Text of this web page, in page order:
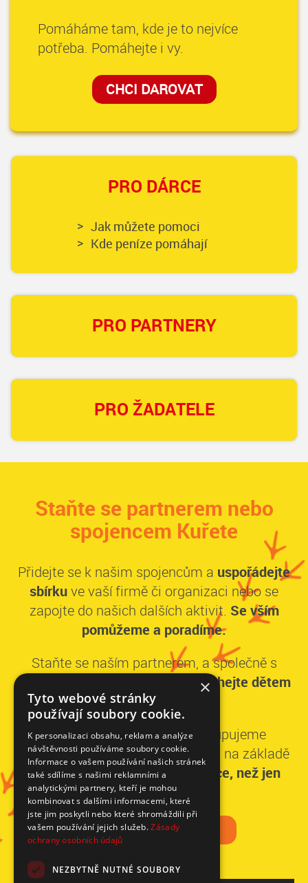
Pomáháme tam, kde je to nejvíce
potřeba. Pomáhejte i vy.
CHCI DAROVAT
PRO DÁRCE
Jak můžete pomoci
Kde peníze pomáhají
PRO PARTNERY
PRO ŽADATELE
Staňte se partnerem nebo
spojencem Kuřete
Přidejte se k našim spojencům a uspořádejte
sbírkuve vaší firmě či organizaci nebo se
zapojte do našich dalších aktivit. Se vším
pomůžeme a poradíme.
Staňte se naším partnerem, a společně s
dalšími významnými dárci,
pomáhejte dětem
dlouhodobě.
Ke každému partnerovi přistupujeme
individuálně a stavíme spolupráci na základě
domluvených priorit.Získáte více, než jen
dobrý pocit.
CHCEME POMÁHAT
×
Tyto webové stránky
používají soubory cookie.
K personalizaci obsahu, reklam a analýze
návštěvnosti používáme soubory cookie.
Informace o vašem používání našich stránek
také sdílíme s našimi reklamními a
analytickými partnery, kteří je mohou
kombinovat s dalšími informacemi, které
jste jim poskytli nebo které shromáždili při
vašem používání jejich služeb.Zásady
ochrany osobních údajů
NEZBYTNĚ NUTNÉ SOUBORY